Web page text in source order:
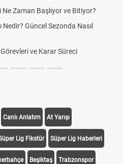
Zaman Başlıyor ve Bitiyor?
Nedir? Güncel Sezonda Nasıl
Görevleri ve Karar Süreci
Canlı Anlatım At Yarışı
Lig Fikstür Süper Lig Haberleri
Beşiktaş Trabzonspor